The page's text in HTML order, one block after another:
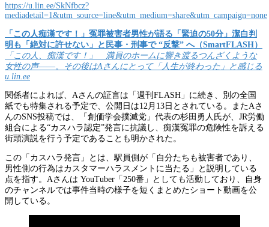
https://u.lin.ee/SkNfbcz?
mediadetail=1&utm_source=line&utm_medium=share&utm_campaign=none
「この人痴漢です！」冤罪被害者男性が語る「緊迫の50分」潔白判
明も「絶対に許せない」と民事・刑事で “反撃” へ（SmartFLASH）
「この人、痴漢です！」 満員のホームに響き渡るつんざくような
女性の声――。その後はAさんにとって「人生が終わった」と感じる
u.lin.ee
関係者によれば、Aさんの証言は「週刊FLASH」に続き、別の全国
紙でも特集される予定で、公開日は12月13日とされている。またAさ
んのSNS投稿では、「創価学会撲滅党」代表の杉田勇人氏が、JR労働
組合による“カスハラ認定”発言に抗議し、痴漢冤罪の危険性を訴える
街頭演説を行う予定であることも明かされた。
この「カスハラ発言」とは、駅員側が「自分たちも被害者であり、
男性側の行為はカスタマーハラスメントに当たる」と説明している
点を指す。Aさんは YouTuber「250番」としても活動しており、自身
のチャンネルでは事件当時の様子を短くまとめたショート動画を公
開している。